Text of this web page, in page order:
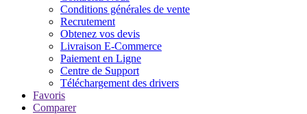
Conditions générales de vente
Recrutement
Obtenez vos devis
Livraison E-Commerce
Paiement en Ligne
Centre de Support
Téléchargement des drivers
Favoris
Comparer